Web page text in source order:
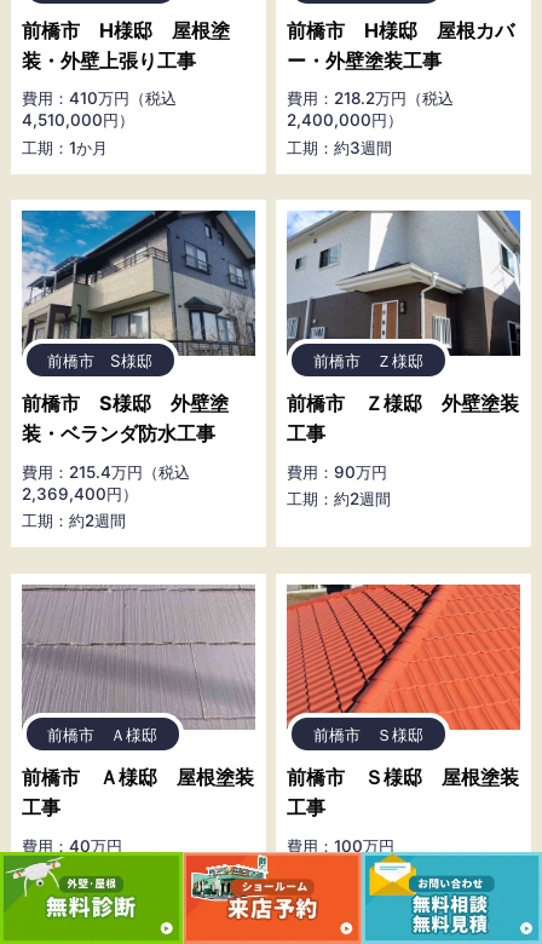
前橋市 H様邸 屋根塗
装・外壁上張り工事
費用：410万円（税込
4,510,000円）
工期：1か月
前橋市 H様邸 屋根カバ
ー・外壁塗装工事
費用：218.2万円（税込
2,400,000円）
工期：約3週間
前橋市 S様邸
前橋市 S様邸 外壁塗
装・ベランダ防水工事
費用：215.4万円（税込
2,369,400円）
工期：約2週間
前橋市 Ｚ様邸
前橋市 Ｚ様邸 外壁塗装
工事
費用：90万円
工期：約2週間
前橋市 Ａ様邸
前橋市 Ａ様邸 屋根塗装
工事
費用：40万円
工期：約1週間
前橋市 Ｓ様邸
前橋市 Ｓ様邸 屋根塗装
工事
費用：100万円
工期：約1週間